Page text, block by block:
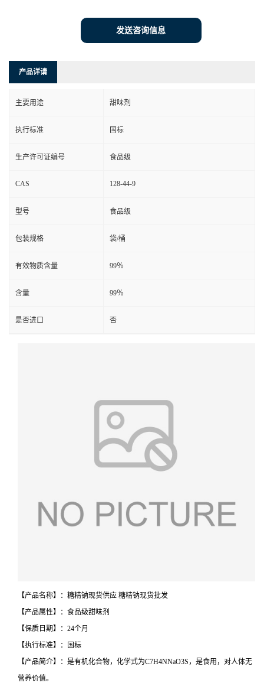
发送咨询信息
产品详请
主要用途 甜味剂
执行标准 国标
生产许可证编号 食品级
CAS 128-44-9
型号 食品级
包装规格 袋/桶
有效物质含量 99％
含量 99％
是否进口 否
【产品名称】：糖精钠现货供应 糖精钠现货批发
【产品属性】：食品级甜味剂
【保质日期】：24个月
【执行标准】：国标
【产品简介】：是有机化合物，化学式为C7H4NNaO3S，是食用，对人体无
营养价值。